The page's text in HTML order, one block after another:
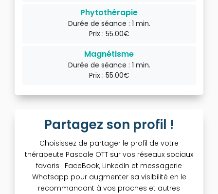
Phytothérapie
Durée de séance : 1 min.
Prix : 55.00€
Magnétisme
Durée de séance : 1 min.
Prix : 55.00€
Partagez son profil !
Choisissez de partager le profil de votre
thérapeute Pascale OTT sur vos réseaux sociaux
favoris : FaceBook, LinkedIn et messagerie
Whatsapp pour augmenter sa visibilité en le
recommandant à vos proches et autres